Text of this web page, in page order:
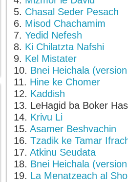
5. Chasal Seder Pesach
6. Misod Chachamim
7.Yedid Nefesh
8. Ki Chilatzta Nafshi
9. Kel Mistater
10. Bnei Heichala
11. Hine ke Chomer
12. Kaddish
13. LeHagid ba Boker
14. Krivu Li
15.Asamer Beshvachin
16.Tzadik ke Tamar
17.Atkinu Seudata
18. Bnei Heichala
19. La Menatzeach al